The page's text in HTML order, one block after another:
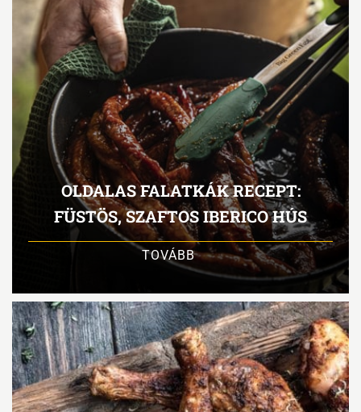
OLDALAS FALATKÁK RECEPT:
FÜSTÖS, SZAFTOS IBERICO HÚS
TOVÁBB